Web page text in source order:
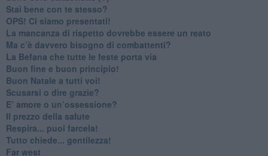
​Stai bene con te stesso?
​OPS! Ci siamo presentati!
​La mancanza di rispetto dovrebbe essere un reato
​Ma c’è davvero bisogno di combattenti?
​La Befana che tutte le feste porta via
Buon fine e buon principio!
​Buon Natale a tutti voi!
​Scusarsi o dire grazie?
​E’ amore o un’ossessione?
​Il prezzo della salute
​Respira... puoi farcela!
​Tutto chiede... gentilezza!
​Far west